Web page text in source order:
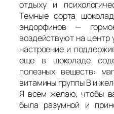
отдыху и
Темные сорта
эндорфинов —
воздействуют на
настроение и
еще в шоколаде
полезных веществ:
витамины группы В и
Я всем желаю, чтобы
была разумной и